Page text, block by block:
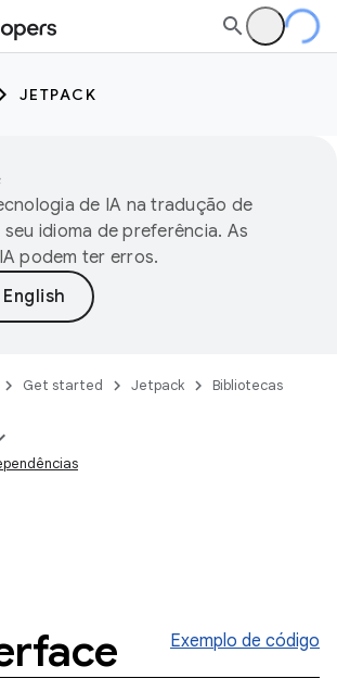
JETPACK
de IA na tradução de
idioma de preferência. As
podem ter erros.
Get started Jetpack Bibliotecas
Exemplo de código